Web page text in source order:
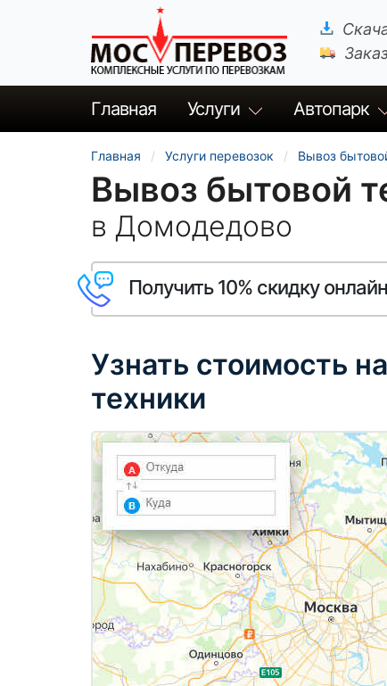
Главная Услуги Автопарк
Главная Услуги перевозок Вывоз
Вывоз бытовой
в Домодедово
Получить 10% скидку онлайн
Узнать стоимость
техники